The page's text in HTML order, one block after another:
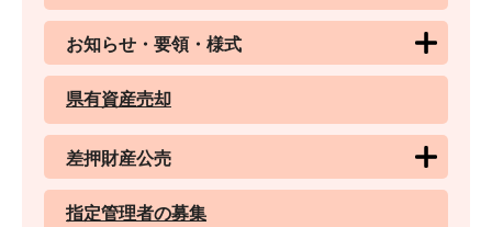
お知らせ・要領・様式
県有資産売却
差押財産公売
指定管理者の募集